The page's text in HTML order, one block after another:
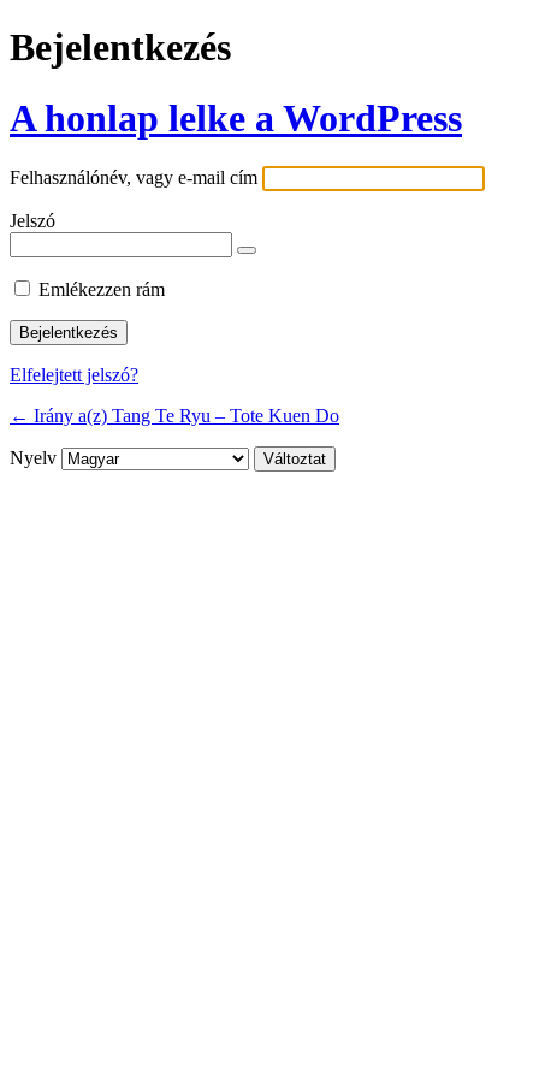
Bejelentkezés
A honlap lelke a WordPress
Felhasználónév, vagy e-mail cím
Jelszó
Emlékezzen rám
Elfelejtett jelszó?
← Irány a(z) Tang Te Ryu – Tote Kuen Do
Nyelv